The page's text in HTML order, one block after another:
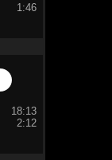
1:46
18:13
2:12